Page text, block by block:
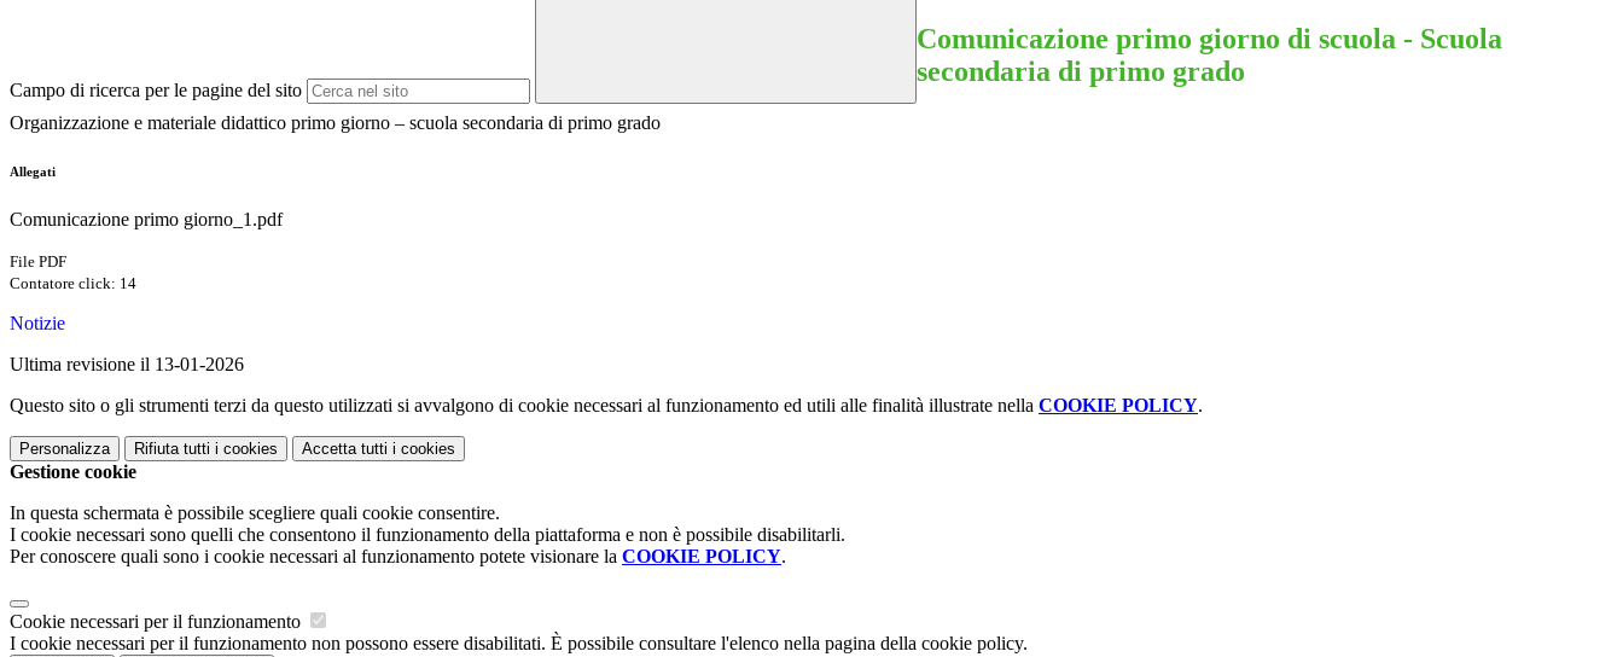
Campo di ricerca per le pagine del sito
Comunicazione primo giorno di scuola - Scuola
secondaria di primo grado
Organizzazione e materiale didattico primo giorno – scuola secondaria di primo grado
Allegati
Comunicazione primo giorno_1.pdf
File PDF
Contatore click: 14
Notizie
Ultima revisione il 13-01-2026
Questo sito o gli strumenti terzi da questo utilizzati si avvalgono di cookie necessari al funzionamento ed utili alle finalità illustrate nella COOKIE POLICY.
Personalizza Rifiuta tutti i cookies Accetta tutti i cookies
Gestione cookie
In questa schermata è possibile scegliere quali cookie consentire.
I cookie necessari sono quelli che consentono il funzionamento della piattaforma e non è possibile disabilitarli.
Per conoscere quali sono i cookie necessari al funzionamento potete visionare la COOKIE POLICY.
Cookie necessari per il funzionamento
I cookie necessari per il funzionamento non possono essere disabilitati. È possibile consultare l'elenco nella pagina della cookie policy.